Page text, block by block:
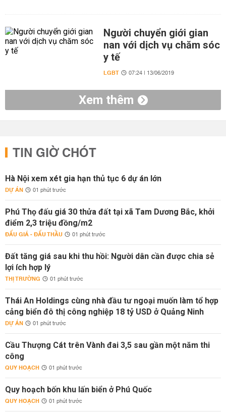
Người chuyển giới gian
nan với dịch vụ chăm sóc
y tế
LGBT 07:24 | 13/06/2019
Xem thêm
TIN GIỜ CHÓT
Hà Nội xem xét gia hạn thủ tục 6 dự án lớn
DỰ ÁN 01 phút trước
Phú Thọ đấu giá 30 thửa đất tại xã Tam Dương Bắc, khởi
điểm 2,3 triệu đồng/m2
ĐẤU GIÁ - ĐẤU THẦU 01 phút trước
Đất tăng giá sau khi thu hồi: Người dân cần được chia sẻ
lợi ích hợp lý
THỊ TRƯỜNG 01 phút trước
Thái An Holdings cùng nhà đầu tư ngoại muốn làm tổ hợp
cảng biển đô thị công nghiệp 18 tỷ USD ở Quảng Ninh
DỰ ÁN 01 phút trước
Cầu Thượng Cát trên Vành đai 3,5 sau gần một năm thi
công
QUY HOẠCH 01 phút trước
Quy hoạch bốn khu lấn biển ở Phú Quốc
QUY HOẠCH 01 phút trước